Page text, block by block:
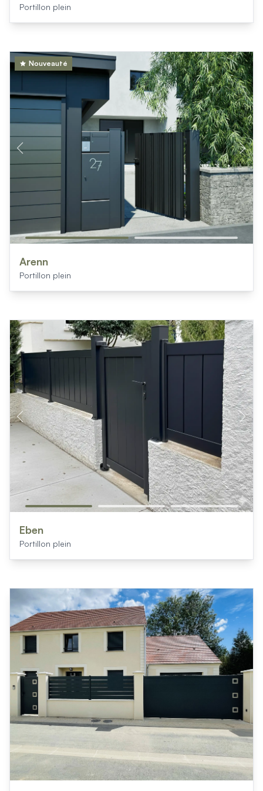
Portillon plein
Nouveauté
Arenn
Portillon plein
Eben
Portillon plein